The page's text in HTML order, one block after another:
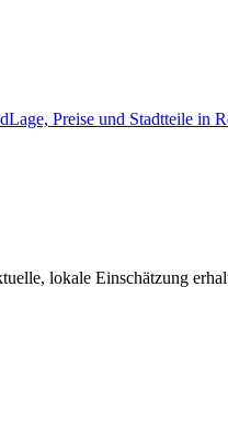
Lage, Preise und Stadtteile in
lokale Einschätzung